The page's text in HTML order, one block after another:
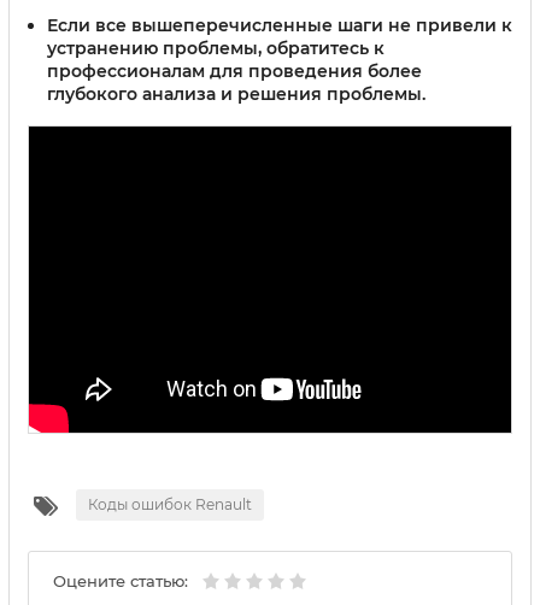
Если все вышеперечисленные шаги не привели к
устранению проблемы, обратитесь к
профессионалам для проведения более
глубокого анализа и решения проблемы.
Коды ошибок Renault
Оцените статью: